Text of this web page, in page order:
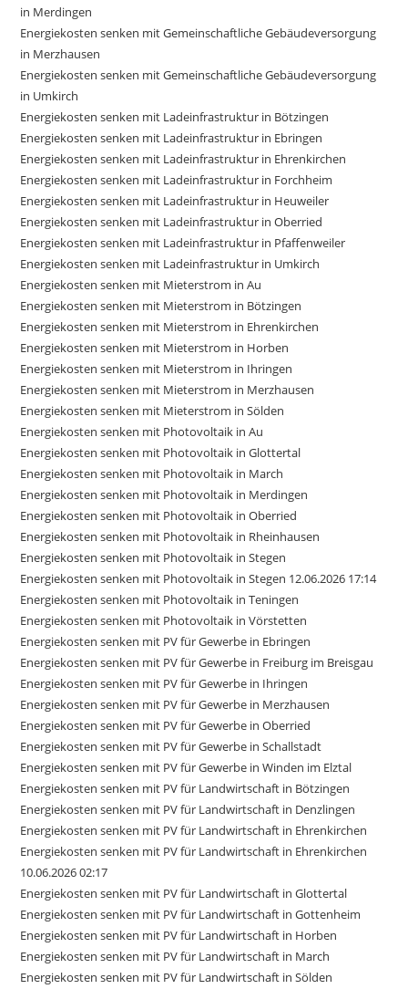
in Merdingen
Energiekosten senken mit Gemeinschaftliche Gebäudeversorgung
in Merzhausen
Energiekosten senken mit Gemeinschaftliche Gebäudeversorgung
in Umkirch
Energiekosten senken mit Ladeinfrastruktur in Bötzingen
Energiekosten senken mit Ladeinfrastruktur in Ebringen
Energiekosten senken mit Ladeinfrastruktur in Ehrenkirchen
Energiekosten senken mit Ladeinfrastruktur in Forchheim
Energiekosten senken mit Ladeinfrastruktur in Heuweiler
Energiekosten senken mit Ladeinfrastruktur in Oberried
Energiekosten senken mit Ladeinfrastruktur in Pfaffenweiler
Energiekosten senken mit Ladeinfrastruktur in Umkirch
Energiekosten senken mit Mieterstrom in Au
Energiekosten senken mit Mieterstrom in Bötzingen
Energiekosten senken mit Mieterstrom in Ehrenkirchen
Energiekosten senken mit Mieterstrom in Horben
Energiekosten senken mit Mieterstrom in Ihringen
Energiekosten senken mit Mieterstrom in Merzhausen
Energiekosten senken mit Mieterstrom in Sölden
Energiekosten senken mit Photovoltaik in Au
Energiekosten senken mit Photovoltaik in Glottertal
Energiekosten senken mit Photovoltaik in March
Energiekosten senken mit Photovoltaik in Merdingen
Energiekosten senken mit Photovoltaik in Oberried
Energiekosten senken mit Photovoltaik in Rheinhausen
Energiekosten senken mit Photovoltaik in Stegen
Energiekosten senken mit Photovoltaik in Stegen 12.06.2026 17:14
Energiekosten senken mit Photovoltaik in Teningen
Energiekosten senken mit Photovoltaik in Vörstetten
Energiekosten senken mit PV für Gewerbe in Ebringen
Energiekosten senken mit PV für Gewerbe in Freiburg im Breisgau
Energiekosten senken mit PV für Gewerbe in Ihringen
Energiekosten senken mit PV für Gewerbe in Merzhausen
Energiekosten senken mit PV für Gewerbe in Oberried
Energiekosten senken mit PV für Gewerbe in Schallstadt
Energiekosten senken mit PV für Gewerbe in Winden im Elztal
Energiekosten senken mit PV für Landwirtschaft in Bötzingen
Energiekosten senken mit PV für Landwirtschaft in Denzlingen
Energiekosten senken mit PV für Landwirtschaft in Ehrenkirchen
Energiekosten senken mit PV für Landwirtschaft in Ehrenkirchen
10.06.2026 02:17
Energiekosten senken mit PV für Landwirtschaft in Glottertal
Energiekosten senken mit PV für Landwirtschaft in Gottenheim
Energiekosten senken mit PV für Landwirtschaft in Horben
Energiekosten senken mit PV für Landwirtschaft in March
Energiekosten senken mit PV für Landwirtschaft in Sölden